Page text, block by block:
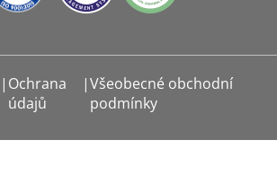
| Ochrana
údajů
|Všeobecné obchodní
podmínky